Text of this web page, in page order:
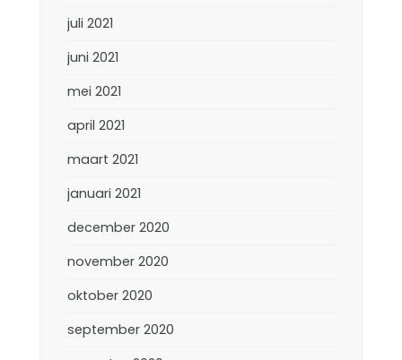
juli 2021
juni 2021
mei 2021
april 2021
maart 2021
januari 2021
december 2020
november 2020
oktober 2020
september 2020